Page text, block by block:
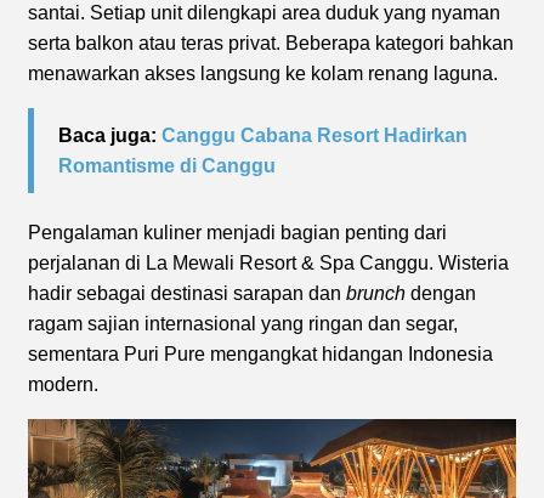
santai. Setiap unit dilengkapi area duduk yang nyaman
serta balkon atau teras privat. Beberapa kategori bahkan
menawarkan akses langsung ke kolam renang laguna.
Baca juga: Canggu Cabana Resort Hadirkan
Romantisme di Canggu
Pengalaman kuliner menjadi bagian penting dari
perjalanan di La Mewali Resort & Spa Canggu. Wisteria
hadir sebagai destinasi sarapan dan brunch dengan
ragam sajian internasional yang ringan dan segar,
sementara Puri Pure mengangkat hidangan Indonesia
modern.